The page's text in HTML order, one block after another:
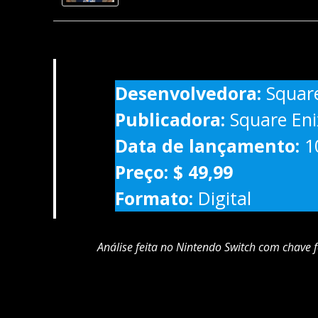
Desenvolvedora:
Publicadora: Square
Data de lançamento:
Preço: $ 49,99
Formato: Digital
Análise feita no Nintendo Switch com